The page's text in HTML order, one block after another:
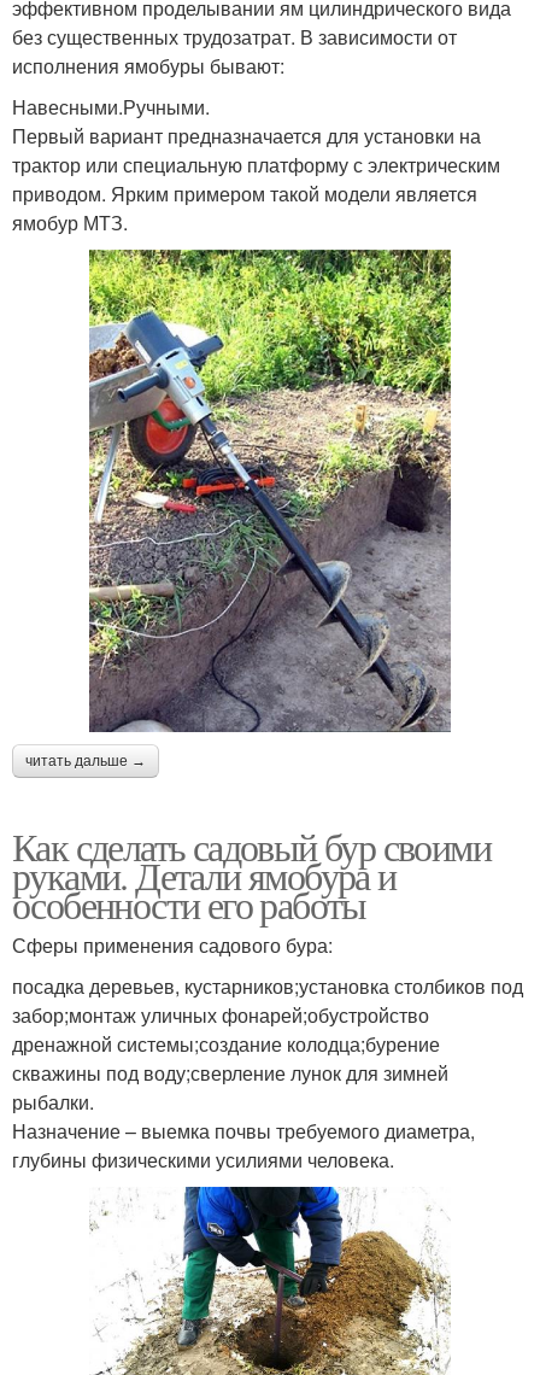
эффективном проделывании ям цилиндрического вида
без существенных трудозатрат. В зависимости от
исполнения ямобуры бывают:
Навесными.Ручными.
Первый вариант предназначается для установки на
трактор или специальную платформу с электрическим
приводом. Ярким примером такой модели является
ямобур МТЗ.
читать дальше →
Как сделать садовый бур своими
руками. Детали ямобура и
особенности его работы
Сферы применения садового бура:
посадка деревьев, кустарников;установка столбиков под
забор;монтаж уличных фонарей;обустройство
дренажной системы;создание колодца;бурение
скважины под воду;сверление лунок для зимней
рыбалки.
Назначение – выемка почвы требуемого диаметра,
глубины физическими усилиями человека.